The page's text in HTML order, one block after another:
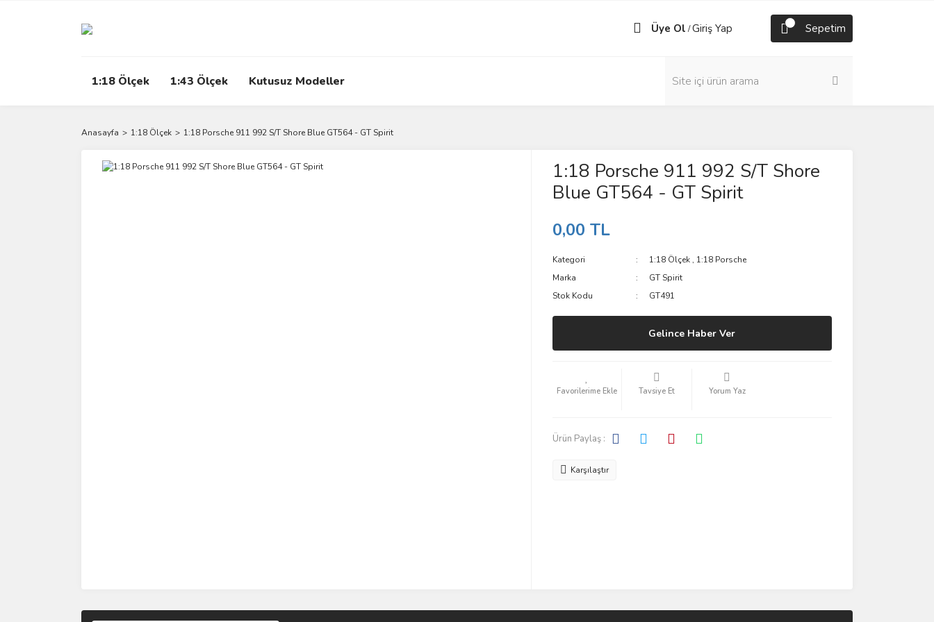
Üye Ol /Giriş Yap Sepetim
1:18 Ölçek 1:43 Ölçek Kutusuz Modeller
Anasayfa 1:18 Ölçek 1:18 Porsche 911 992 S/T Shore Blue GT564 - GT Spirit
1:18 Porsche 911 992 S/T Shore
Blue GT564 - GT Spirit
0,00 TL
Kategori 1:18 Ölçek , 1:18 Porsche
Marka
GT Spirit
Stok Kodu
GT491
Gelince Haber Ver
Tavsiye Et Yorum Yaz
Ürün Paylaş :
Karşılaştır